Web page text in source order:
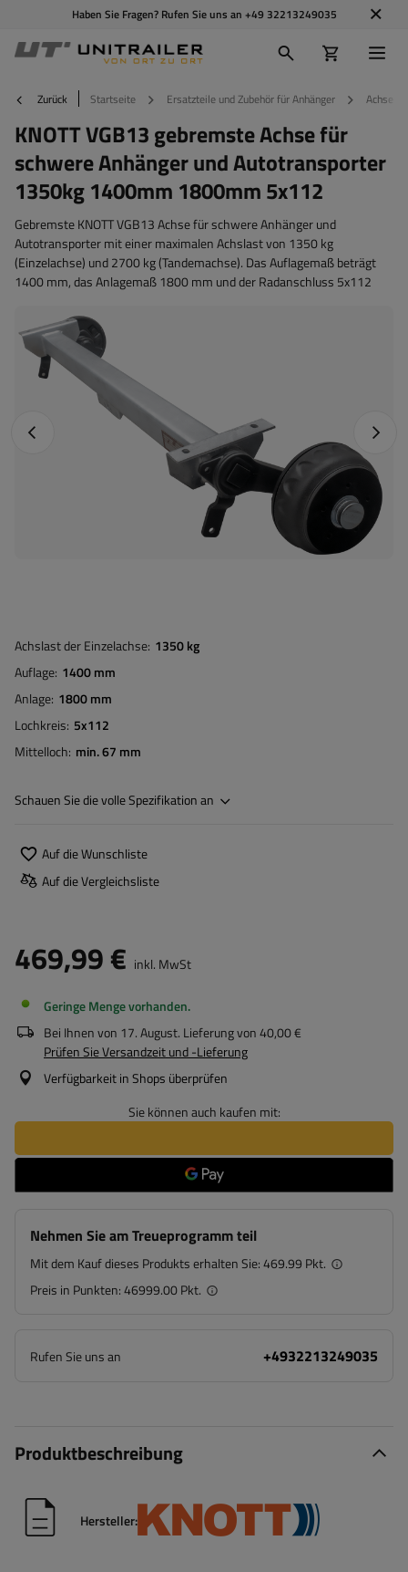
Haben Sie Fragen? Rufen Sie uns an +49 32213249035
Zurück Startseite Ersatzteile und Zubehör für Anhänger Achsen
KNOTT VGB13 gebremste Achse für
schwere Anhänger und Autotransporter
1350kg 1400mm 1800mm 5x112
Gebremste KNOTT VGB13 Achse für schwere Anhänger und
Autotransporter mit einer maximalen Achslast von 1350 kg
(Einzelachse) und 2700 kg (Tandemachse). Das Auflagemaß beträgt
1400 mm, das Anlagemaß 1800 mm und der Radanschluss 5x112
Vorheriges Foto
Achslast der Einzelachse 1350 kg
Auflage 1400 mm
Anlage 1800 mm
Lochkreis 5x112
Mittelloch min. 67 mm
Schauen Sie die volle Spezifikation an
Auf die Wunschliste
Auf die Vergleichsliste
469,99 € inkl. MwSt
Geringe Menge vorhanden
Bei Ihnen von 17. August. Lieferung von40,00 €
Prüfen Sie Versandzeit und -Lieferung
Verfügbarkeit in Shops überprüfen
Sie können auch kaufen mit:
Nehmen Sie am Treueprogramm teil
Mit dem Kauf dieses Produkts erhalten Sie:469.99 Pkt.
Preis in Punkten:46999.00 Pkt.
Rufen Sie uns an +4932213249035
Produktbeschreibung
Hersteller: